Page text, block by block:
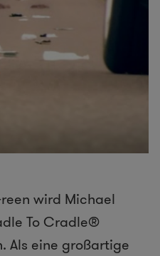
wird Michael
To Cradle®
Als eine großartige